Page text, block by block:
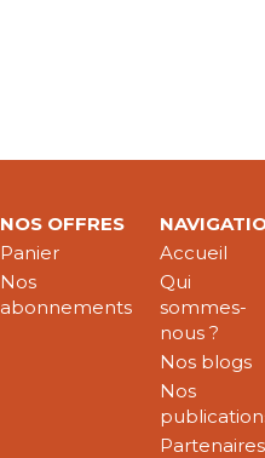
NOS OFFRES
Panier
Nos
abonnements
Accueil
Qui
sommes-
nous ?
Nos blogs
Nos
Partenaires